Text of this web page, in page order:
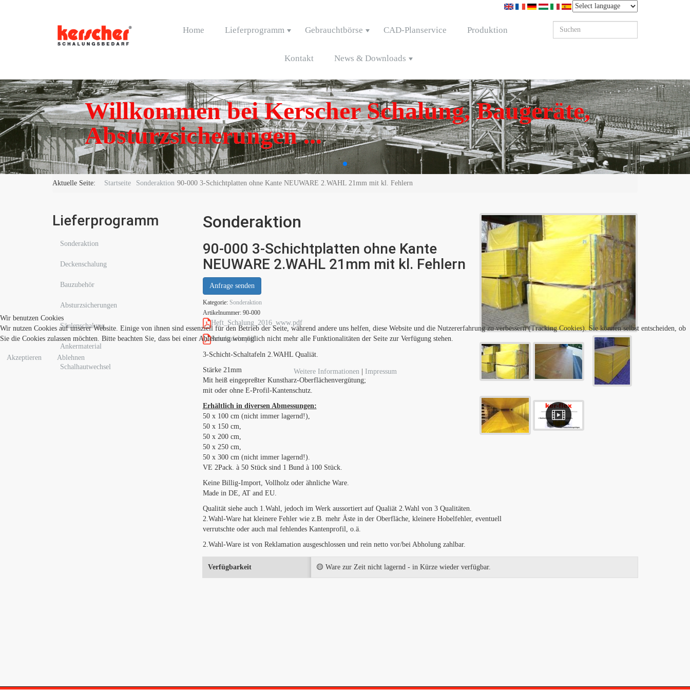
Home Lieferprogramm Gebrauchtbörse CAD-Planservice Produktion
Kontakt News & Downloads
Willkommen bei Kerscher Schalung, Baugeräte,
Absturzsicherungen ...
Aktuelle Seite: Startseite Sonderaktion 90-000 3-Schichtplatten ohne Kante NEUWARE 2.WAHL 21mm mit kl. Fehlern
Lieferprogramm
Sonderaktion
Deckenschalung
Bauzubehör
Absturzsicherungen
Säulenschalung
Ankermaterial
Schalhautwechsel
Sonderaktion
90-000 3-Schichtplatten ohne Kante
NEUWARE 2.WAHL 21mm mit kl. Fehlern
Anfrage senden
Kategorie: Sonderaktion
Artikelnummer: 90-000
Heft_Schalung_2016_www.pdf
Schaltafeln.pdf
3-Schicht-Schaltafeln 2.WAHL Qualiät.
Stärke 21mm
Mit heiß eingepreßter Kunstharz-Oberflächenvergütung;
mit oder ohne E-Profil-Kantenschutz.
Erhältlich in diversen Abmessungen:
50 x 100 cm (nicht immer lagernd!),
50 x 150 cm,
50 x 200 cm,
50 x 250 cm,
50 x 300 cm (nicht immer lagernd!).
VE 2Pack. à 50 Stück sind 1 Bund à 100 Stück.
Keine Billig-Import, Vollholz oder ähnliche Ware.
Made in DE, AT and EU.
Qualität siehe auch 1.Wahl, jedoch im Werk aussortiert auf Qualiät 2.Wahl von 3 Qualitäten.
2.Wahl-Ware hat kleinere Fehler wie z.B. mehr Äste in der Oberfläche, kleinere Hobelfehler, eventuell
verrutschte oder auch mal fehlendes Kantenprofil, o.ä.
2.Wahl-Ware ist von Reklamation ausgeschlossen und rein netto vor/bei Abholung zahlbar.
Verfügbarkeit 🟡 Ware zur Zeit nicht lagernd - in Kürze wieder verfügbar.
Wir benutzen Cookies
Wir nutzen Cookies auf unserer Website. Einige von ihnen sind essenziell für den Betrieb der Seite, während andere uns helfen, diese Website und die Nutzererfahrung zu verbessern (Tracking Cookies). Sie können selbst entscheiden, ob
Sie die Cookies zulassen möchten. Bitte beachten Sie, dass bei einer Ablehnung womöglich nicht mehr alle Funktionalitäten der Seite zur Verfügung stehen.
Akzeptieren
Ablehnen
Weitere Informationen | Impressum